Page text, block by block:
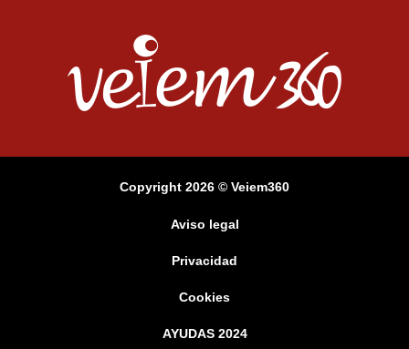
Copyright 2026 © Veiem360
Aviso legal
Privacidad
Cookies
AYUDAS 2024